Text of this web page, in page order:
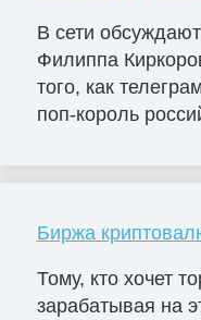
В сети
Филиппа
того, как
поп-король
Биржа
Тому, кто хочет
зарабатывая на